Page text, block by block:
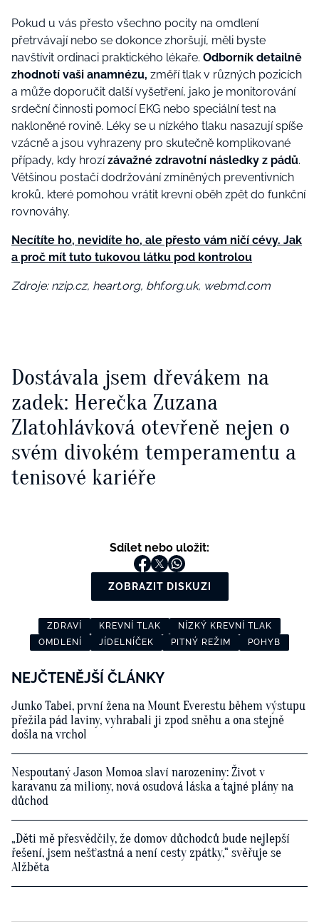
Pokud u vás přesto všechno pocity na omdlení
přetrvávají nebo se dokonce zhoršují, měli byste
navštívit ordinaci praktického lékaře. Odborník detailně
zhodnotí vaši anamnézu, změří tlak v různých pozicích
a může doporučit další vyšetření, jako je monitorování
srdeční činnosti pomocí EKG nebo speciální test na
nakloněné rovině. Léky se u nízkého tlaku nasazují spíše
vzácně a jsou vyhrazeny pro skutečně komplikované
případy, kdy hrozízávažné zdravotní následky z pádů.
Většinou postačí dodržování zmíněných preventivních
kroků, které pomohou vrátit krevní oběh zpět do funkční
rovnováhy.
Necítíte ho, nevidíte ho, ale přesto vám ničí cévy. Jak
a proč mít tuto tukovou látku pod kontrolou
Zdroje: nzip.cz, heart.org, bhf.org.uk, webmd.com
Dostávala jsem dřevákem na
zadek: Herečka Zuzana
Zlatohlávková otevřeně nejen o
svém divokém temperamentu a
tenisové kariéře
Sdílet nebo uložit:
ZOBRAZIT DISKUZI
ZDRAVÍ KREVNÍ TLAK
NÍZKÝ KREVNÍ TLAK
OMDLENÍ
JÍDELNÍČEK PITNÝ REŽIM POHYB
NEJČTENĚJŠÍ ČLÁNKY
Junko Tabei, první žena na Mount Everestu během výstupu
přežila pád laviny, vyhrabali ji zpod sněhu a ona stejně
došla na vrchol
Nespoutaný Jason Momoa slaví narozeniny: Život v
karavanu za miliony, nová osudová láska a tajné plány na
důchod
„Děti mě přesvědčily, že domov důchodců bude nejlepší
řešení, jsem nešťastná a není cesty zpátky,“ svěřuje se
Alžběta